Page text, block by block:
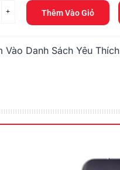
+ Thêm Vào Giỏ
Vào Danh Sách Yêu Thích